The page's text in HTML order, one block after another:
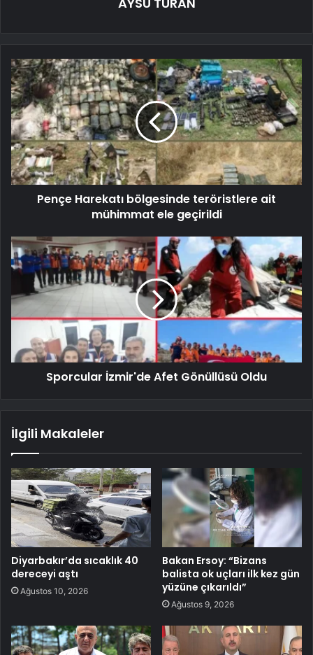
Pençe Harekatı bölgesinde teröristlere ait
mühimmat ele geçirildi
Sporcular İzmir'de Afet Gönüllüsü Oldu
İlgili Makaleler
Diyarbakır’da sıcaklık 40
dereceyi aştı
Ağustos 10, 2026
Bakan Ersoy: “Bizans
balista ok uçları ilk kez gün
yüzüne çıkarıldı”
Ağustos 9, 2026